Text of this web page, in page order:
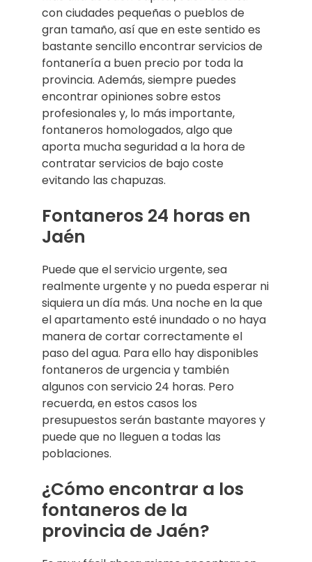
con ciudades pequeñas o pueblos de
gran tamaño, así que en este sentido es
bastante sencillo encontrar servicios de
fontanería a buen precio por toda la
provincia. Además, siempre puedes
encontrar opiniones sobre estos
profesionales y, lo más importante,
fontaneros homologados, algo que
aporta mucha seguridad a la hora de
contratar servicios de bajo coste
evitando las chapuzas.
Fontaneros 24 horas en
Jaén
Puede que el servicio urgente, sea
realmente urgente y no pueda esperar ni
siquiera un día más. Una noche en la que
el apartamento esté inundado o no haya
manera de cortar correctamente el
paso del agua. Para ello hay disponibles
fontaneros de urgencia y también
algunos con servicio 24 horas. Pero
recuerda, en estos casos los
presupuestos serán bastante mayores y
puede que no lleguen a todas las
poblaciones.
¿Cómo encontrar a los
fontaneros de la
provincia de Jaén?